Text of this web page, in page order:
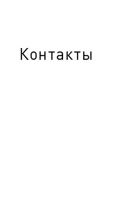
Контакты